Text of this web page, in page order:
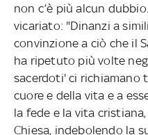
non c’è più alcun
vicariato: "Dinanzi a
convinzione a ciò che il
ha ripetuto più volte
sacerdoti' ci richiamano
cuore e della vita e a
la fede e la vita
Chiesa, indebolendo la